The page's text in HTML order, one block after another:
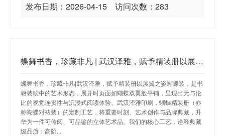
发布日期：2026-04-15 访问次数：283
蝶舞书香，珍藏非凡 | 武汉泽雅，赋予精装册以展翼之姿
蝶舞书香，珍藏非凡|武汉泽雅，赋予精装册以展翼之姿蝴蝶装，是书
籍装帧中的艺术形态，展开时页面如蝴蝶双翼般平铺，呈现出无与伦
比的视觉连贯性与沉浸式阅读体验。武汉泽雅印刷，蝴蝶精装册（亦
称蝴蝶对裱装）的定制工艺，将重要时刻、艺术创作与品牌典藏，升
华为一件可传阅、可品鉴的立体艺术品。我们的核心工艺，诠释典藏
级品质：高阶...